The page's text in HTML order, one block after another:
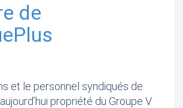
de
et le personnel syndiqués de
propriété du Groupe V